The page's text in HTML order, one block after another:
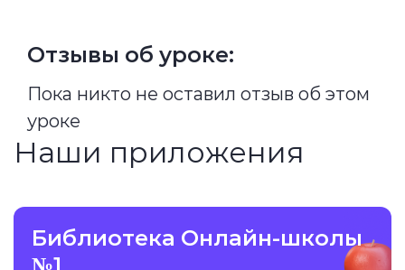
Отзывы об уроке:
Пока никто не оставил отзыв об этом
уроке
Наши приложения
Библиотека Онлайн-школы